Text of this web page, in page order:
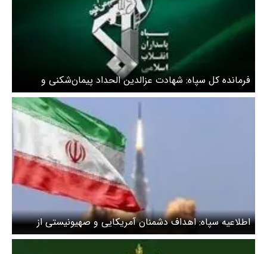
فرمانده کل سپاه: شهادت عزالدین الحداد پیمان‌شکنی و
بدعهدیِ اشغالگران را آشکار ساخت
اطلاعیه سپاه: اهداف دشمنان آمریکایی و صهیونیستی از
سواحل مدیترانه تا شرق شبه جزیره حجاز زیر آتش پرحجم